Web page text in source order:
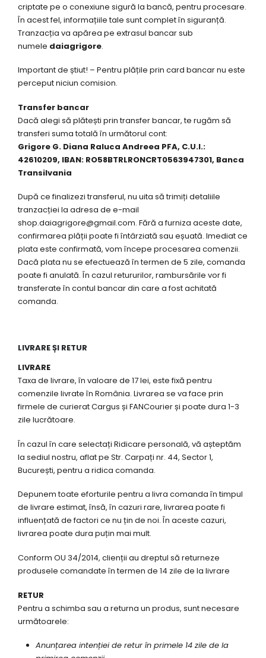
criptate pe o conexiune sigură la bancă, pentru procesare.
În acest fel, informațiile tale sunt complet în siguranță.
Tranzacția va apărea pe extrasul bancar sub
numele daiagrigore.
Important de știut! – Pentru plățile prin card bancar nu este
perceput niciun comision.
Transfer bancar
Dacă alegi să plătești prin transfer bancar, te rugăm să
transferi suma totală în următorul cont:
Grigore G. Diana Raluca Andreea PFA, C.U.I.:
42610209, IBAN: RO58BTRLRONCRT0563947301, Banca
Transilvania
După ce finalizezi transferul, nu uita să trimiți detaliile
tranzacției la adresa de e-mail
shop.daiagrigore@gmail.com. Fără a furniza aceste date,
confirmarea plății poate fi întârziată sau eșuată. Imediat ce
plata este confirmată, vom începe procesarea comenzii.
Dacă plata nu se efectuează în termen de 5 zile, comanda
poate fi anulată. În cazul retururilor, rambursările vor fi
transferate în contul bancar din care a fost achitată
comanda.
LIVRARE ȘI RETUR
LIVRARE
Taxa de livrare, în valoare de 17 lei, este fixă pentru
comenzile livrate în România. Livrarea se va face prin
firmele de curierat Cargus și FANCourierși poate dura 1-3
zile lucrătoare.
În cazul în care selectați Ridicare personală, vă așteptăm
la sediul nostru, aflat pe Str. Carpați nr. 44, Sector 1,
București, pentru a ridica comanda.
Depunem toate eforturile pentru a livra comanda în timpul
de livrare estimat, însă, în cazuri rare, livrarea poate fi
influențată de factori ce nu țin de noi. În aceste cazuri,
livrarea poate dura puțin mai mult.
Conform OU 34/2014, clienții au dreptul să returneze
produsele comandate în termen de 14 zile de la livrare
RETUR
Pentru a schimba sau a returna un produs, sunt necesare
următoarele:
Anunțarea intenției de retur în primele 14 zile de la